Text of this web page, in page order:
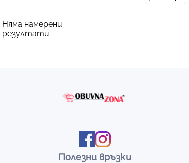
Няма намерени
резултати
Полезни връзки